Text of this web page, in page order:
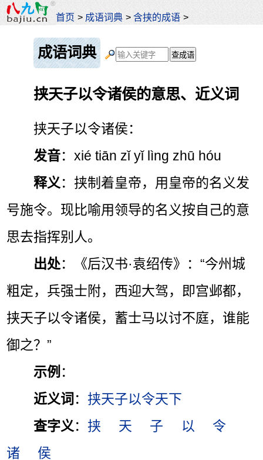
首页 > 成语词典 >含挟的成语 >
成语词典
挟天子以令诸侯的意思、近义词
挟天子以令诸侯：
发音：xié tiān zǐ yǐ lìng zhū hóu
释义 ：挟制着皇帝，用皇帝的名义发
号施令。现比喻用领导的名义按自己的意
思去指挥别人。
出处：《后汉书·袁绍传》：“今州城
粗定，兵强士附，西迎大驾，即宫邺都，
挟天子以令诸侯，蓄士马以讨不庭，谁能
御之？”
示例 ：
近义词 ： 挟天子以令天下
查字义 ： 挟 天 子 以
令
诸
侯